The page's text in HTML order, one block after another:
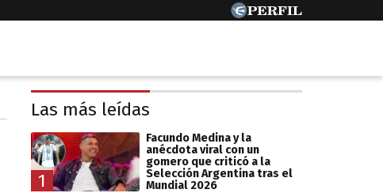
Las más leídas
1
Facundo Medina y la
anécdota viral con un
gomero que criticó a la
Selección Argentina tras el
Mundial 2026